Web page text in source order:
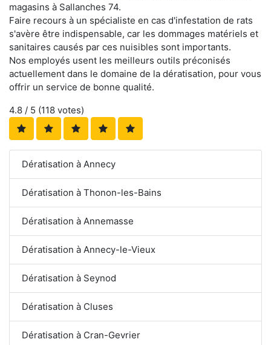
magasins à Sallanches 74.
Faire recours à un spécialiste en cas d'infestation de rats
s'avère être indispensable, car les dommages matériels et
sanitaires causés par ces nuisibles sont importants.
Nos employés usent les meilleurs outils préconisés
actuellement dans le domaine de la dératisation, pour vous
offrir un service de bonne qualité.
4.8 / 5 (118 votes)
Dératisation à Annecy
Dératisation à Thonon-les-Bains
Dératisation à Annemasse
Dératisation à Annecy-le-Vieux
Dératisation à Seynod
Dératisation à Cluses
Dératisation à Cran-Gevrier